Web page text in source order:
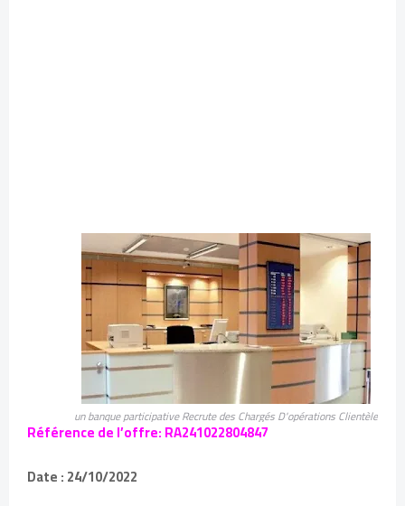
un banque participative Recrute des Chargés D'opérations Clientèle
Référence de l’offre: RA241022804847
Date : 24/10/2022